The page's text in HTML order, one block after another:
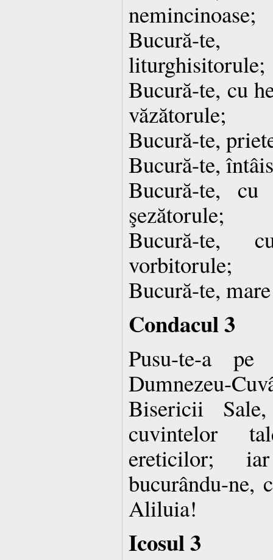
nemincinoase;
Bucură-
liturghisitorule;
Bucură-te, cu
văzătorule;
Bucură-te,
Bucură-te,
Bucură-te, cu
şezătorule;
Bucură-te,
vorbitorule;
Bucură-te,
Condacul 3
Pusu-te-a
Dumnezeu-
Bisericii
cuvintelor
ereticilor;
bucurându-ne,
Aliluia!
Icosul 3